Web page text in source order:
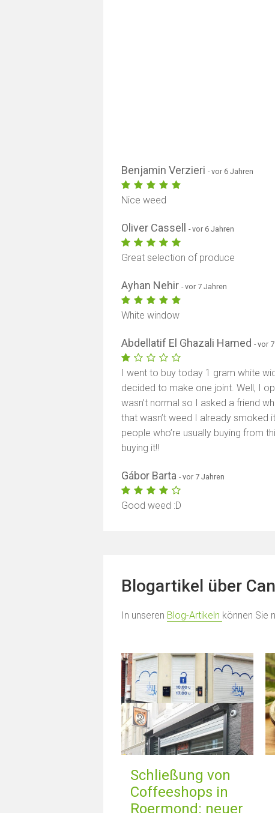
Benjamin Verzieri- vor 6 Jahren
Nice weed
Oliver Cassell- vor 6 Jahren
Great selection of produce
Ayhan Nehir- vor 7 Jahren
White window
Abdellatif El Ghazali Hamed- vor
I went to buy today 1 gram white
decided to make one joint. Well, I
wasn’t normal so I asked a friend
that wasn’t weed I already smoked
people who’re usually buying from
buying it!!
Gábor Barta- vor 7 Jahren
Good weed :D
Blogartikel über
In unseren Blog-Artikeln können Sie
Schließung von
Coffeeshops in
Roermond: neuer